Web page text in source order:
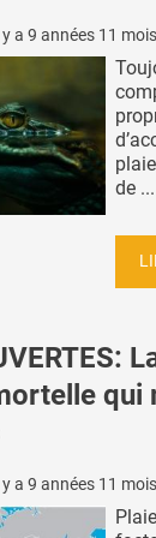
a 9 années 11 mois
de ...
qui
a 9 années 11 mois